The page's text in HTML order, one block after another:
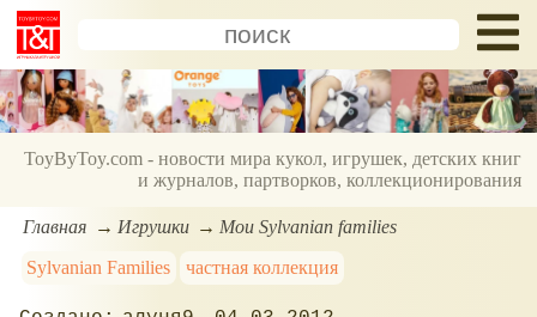
ToyByToy.com - новости мира кукол, игрушек, детских книг
и журналов, партворков, коллекционирования
Главная Игрушки
Мои Sylvanian families
Sylvanian Families
частная коллекция